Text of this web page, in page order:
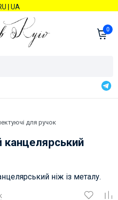
UA
0
для ручок
канцелярський
ніж із металу.